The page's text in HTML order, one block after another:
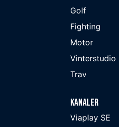
Golf
Fighting
Motor
Vinterstudio
Trav
Kanaler
Viaplay SE